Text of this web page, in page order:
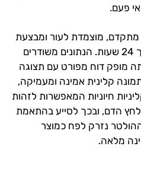
פעם.
מוצמדת לעור ומבצעת
ניטור רציף של לחץ הדם במשך 24 שעות. הנתונים משודרים
מופק דוח מפורט עם תצוגה
קלינית אמינה ומעמיקה,
חיוניות המאפשרות לזהות
הדם, ובכך לסייע בהתאמת
נזרק לפח כמוצר
מלאה.